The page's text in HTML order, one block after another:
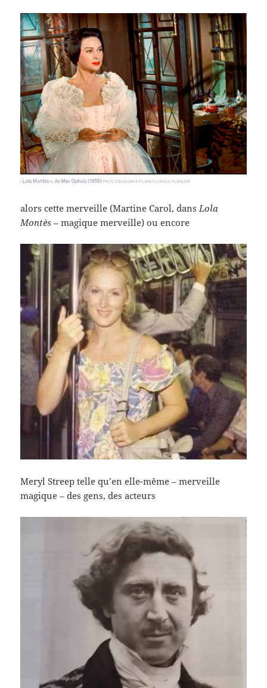
alors cette merveille (Martine Carol, dansLola
Montès –magique merveille) ou encore
Meryl Streep telle qu’en elle-même – merveille
magique – des gens, des acteurs